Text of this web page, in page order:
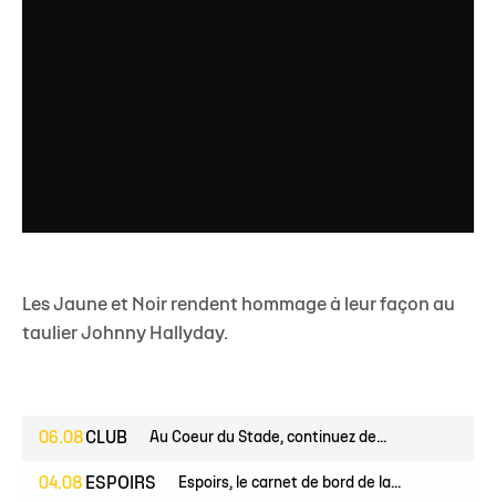
Les Jaune et Noir rendent hommage à leur façon au
taulier Johnny Hallyday.
06.08CLUB Au Coeur du Stade, continuez de...
04.08 ESPOIRS Espoirs, le carnet de bord de la...